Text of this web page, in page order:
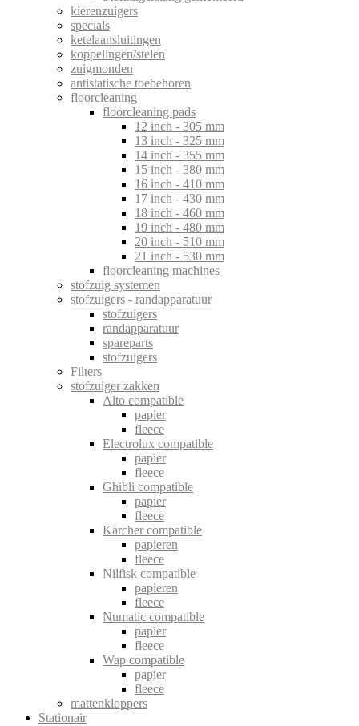
kierenzuigers
specials
ketelaansluitingen
koppelingen/stelen
zuigmonden
antistatische toebehoren
floorcleaning
floorcleaning pads
12 inch - 305 mm
13 inch - 325 mm
14 inch - 355 mm
15 inch - 380 mm
16 inch - 410 mm
17 inch - 430 mm
18 inch - 460 mm
19 inch - 480 mm
20 inch - 510 mm
21 inch - 530 mm
floorcleaning machines
stofzuig systemen
stofzuigers - randapparatuur
stofzuigers
randapparatuur
spareparts
stofzuigers
Filters
stofzuiger zakken
Alto compatible
papier
fleece
Electrolux compatible
papier
fleece
Ghibli compatible
papier
fleece
Karcher compatible
papieren
fleece
Nilfisk compatible
papieren
fleece
Numatic compatible
papier
fleece
Wap compatible
papier
fleece
mattenkloppers
Stationair